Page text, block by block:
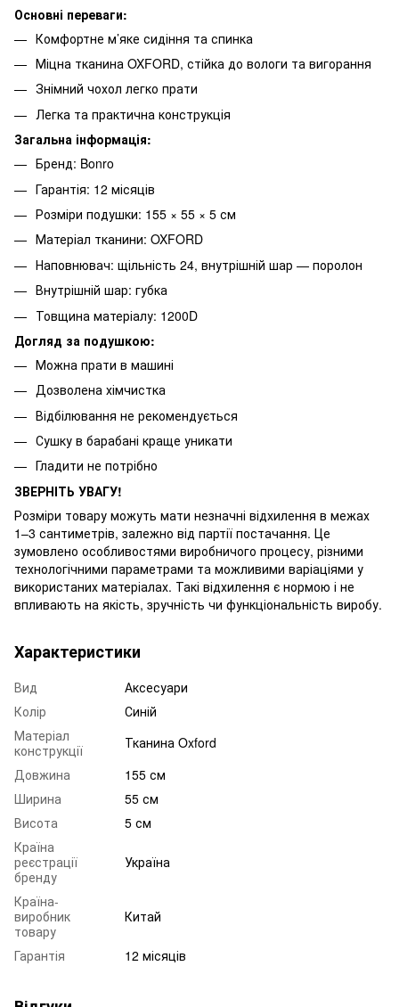
Основні переваги:
Комфортне м’яке сидіння та спинка
Міцна тканина OXFORD, стійка до вологи та вигорання
Знімний чохол легко прати
Легка та практична конструкція
Загальна інформація:
Бренд: Bonro
Гарантія: 12 місяців
Розміри подушки: 155 × 55 × 5 см
Матеріал тканини: OXFORD
Наповнювач: щільність 24, внутрішній шар — поролон
Внутрішній шар: губка
Товщина матеріалу: 1200D
Догляд за подушкою:
Можна прати в машині
Дозволена хімчистка
Відбілювання не рекомендується
Сушку в барабані краще уникати
Гладити не потрібно
ЗВЕРНІТЬ УВАГУ!
Розміри товару можуть мати незначні відхилення в межах
1–3 сантиметрів, залежно від партії постачання. Це
зумовлено особливостями виробничого процесу, різними
технологічними параметрами та можливими варіаціями у
використаних матеріалах. Такі відхилення є нормою і не
впливають на якість, зручність чи функціональність виробу.
Характеристики
Вид
Аксесуари
Колір
Синій
Матеріал
конструкції
Тканина Oxford
Довжина
155 см
Ширина
55 см
Висота
5 см
Країна
реєстрації
бренду
Україна
Країна-
виробник
товару
Китай
Гарантія 12 місяців